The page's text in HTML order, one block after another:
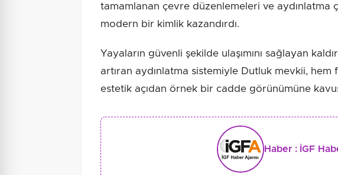
tamamlanan çevre düzenlemeleri ve aydınlatma
modern bir kimlik kazandırdı.
Yayaların güvenli şekilde ulaşımını sağlayan
artıran aydınlatma sistemiyle Dutluk mevkii, hem
estetik açıdan örnek bir cadde görünümüne
Haber : İGF